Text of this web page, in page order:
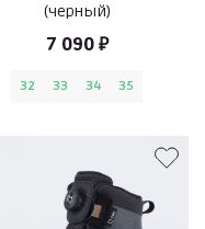
(черный)
7 090 ₽
32 33 34 35